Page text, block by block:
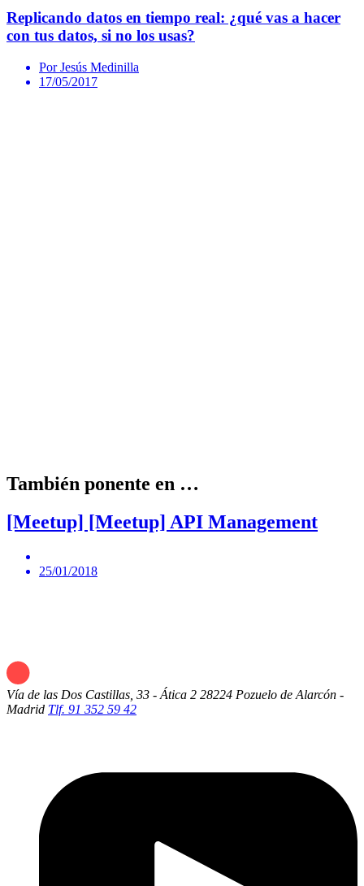
Replicando datos en tiempo real: ¿qué vas a hacer
con tus datos, si no los usas?
Por Jesús Medinilla
17/05/2017
También ponente en …
[Meetup] [Meetup] API Management
25/01/2018
Vía de las Dos Castillas, 33 - Ática 2 28224 Pozuelo de Alarcón -
Madrid Tlf. 91 352 59 42